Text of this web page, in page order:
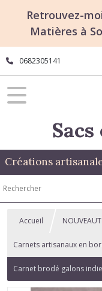
Retrouvez-
Matières à
0682305141
Créations
Accueil
Carnets artisanaux en
Carnet brodé galons